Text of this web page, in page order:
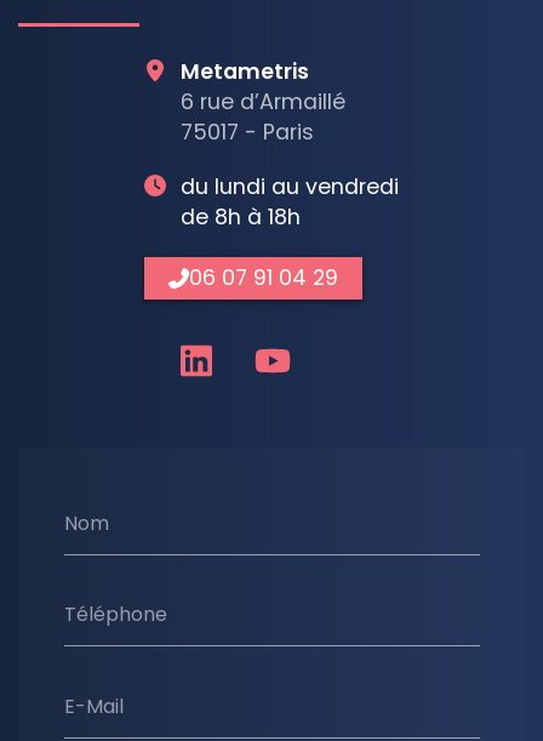
Nom
Téléphone
E-Mail
Metametris
6 rue d’Armaillé
75017 - Paris
du lundi au vendredi
de 8h à 18h
06 07 91 04 29